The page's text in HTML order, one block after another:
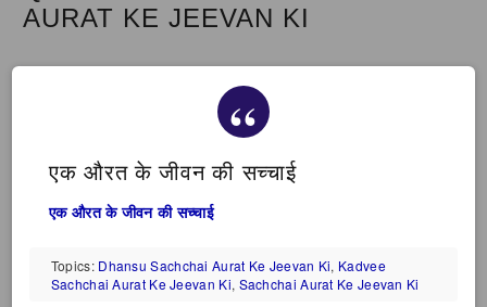
AURAT KE JEEVAN KI
एक औरत के जीवन की सच्चाई
एक औरत के जीवन की सच्चाई
Topics: Dhansu Sachchai Aurat Ke Jeevan Ki, Kadvee
Sachchai Aurat Ke Jeevan Ki, Sachchai Aurat Ke Jeevan Ki